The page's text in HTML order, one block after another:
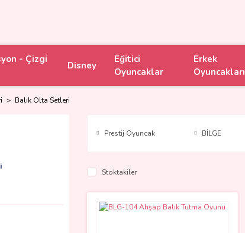
- Çizgi
Disney
Eğitici
Oyuncaklar
Erkek
Oyuncakları
Balık Olta Setleri
Prestij Oyuncak BİLGE
Stoktakiler